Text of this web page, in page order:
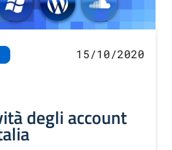
15/10/2020
degli account